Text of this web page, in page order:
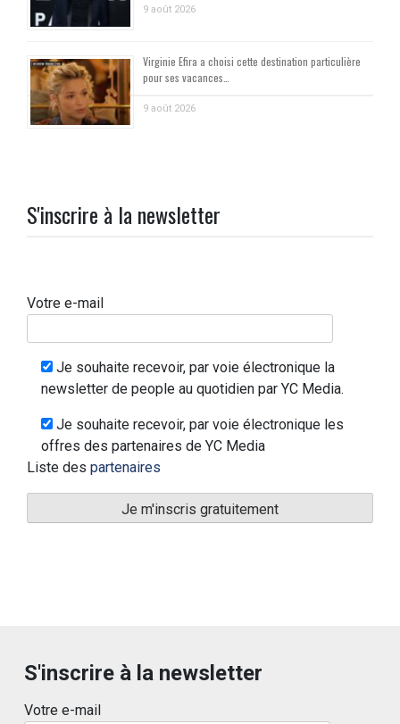
9 août 2026
Virginie Efira a choisi cette destination particulière
pour ses vacances…
9 août 2026
S'inscrire à la newsletter
Votre e-mail
Je souhaite recevoir, par voie électronique la
newsletter de people au quotidien par YC Media.
Je souhaite recevoir, par voie électronique les
offres des partenaires de YC Media
Liste des partenaires
S'inscrire à la newsletter
Votre e-mail